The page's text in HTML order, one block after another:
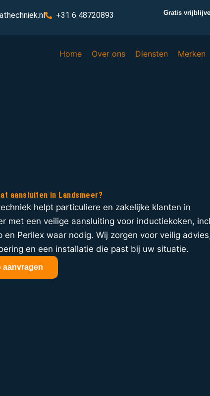
+31 6 48720893 Gratis
Home Over ons Diensten Merken
aansluiten in Landsmeer?
helpt particuliere en zakelijke klanten in
met een veilige aansluiting voor inductiekoken,
en Perilex waar nodig. Wij zorgen voor veilig
en een installatie die past bij uw situatie.
aanvragen